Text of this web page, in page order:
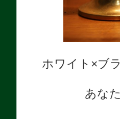
ホワイト×ブ
あな